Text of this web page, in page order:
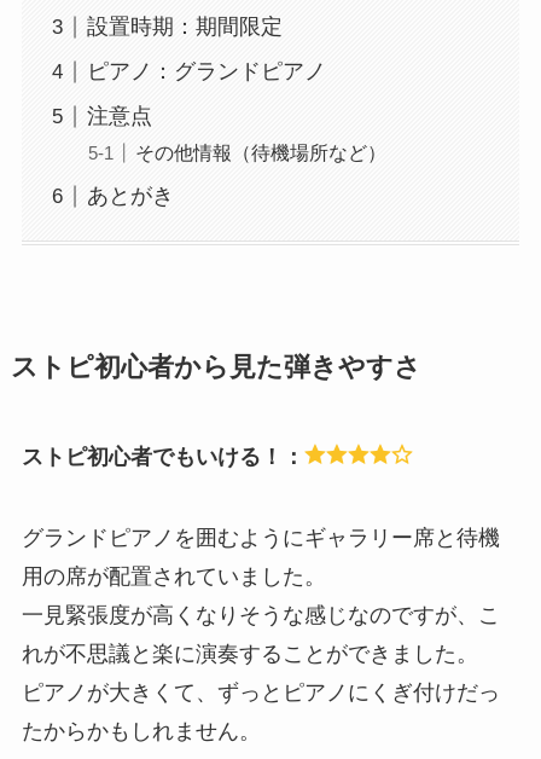
設置時期：期間限定
ピアノ：グランドピアノ
注意点
その他情報（待機場所など）
あとがき
ストピ初心者から見た弾きやすさ
ストピ初心者でもいける！：
グランドピアノを囲むようにギャラリー席と待機
用の席が配置されていました。
一見緊張度が高くなりそうな感じなのですが、こ
れが不思議と楽に演奏することができました。
ピアノが大きくて、ずっとピアノにくぎ付けだっ
たからかもしれません。